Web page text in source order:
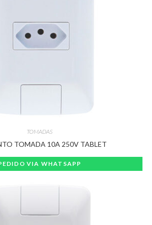
TOMADAS
TOMADA 10A 250V TABLET
VIA WHATSAPP